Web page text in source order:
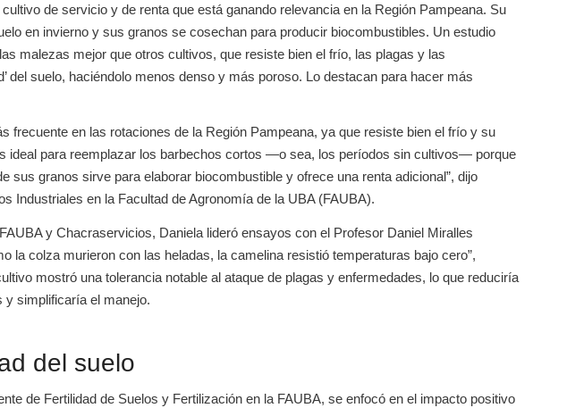
de servicio y de renta que está ganando relevancia en la Región Pampeana. Su
en invierno y sus granos se cosechan para producir biocombustibles. Un estudio
malezas mejor que otros cultivos, que resiste bien el frío, las plagas y las
del suelo, haciéndolo menos denso y más poroso. Lo destacan para hacer más
frecuente en las rotaciones de la Región Pampeana, ya que resiste bien el frío y su
ideal para reemplazar los barbechos cortos —o sea, los períodos sin cultivos— porque
sus granos sirve para elaborar biocombustible y ofrece una renta adicional”, dijo
Industriales en la Facultad de Agronomía de la UBA (FAUBA).
y Chacraservicios, Daniela lideró ensayos con el Profesor Daniel Miralles
la colza murieron con las heladas, la camelina resistió temperaturas bajo cero”,
mostró una tolerancia notable al ataque de plagas y enfermedades, lo que reduciría
y simplificaría el manejo.
del suelo
de Fertilidad de Suelos y Fertilización en la FAUBA, se enfocó en el impacto positivo